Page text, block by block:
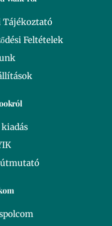
Tájékoztató
Feltételek